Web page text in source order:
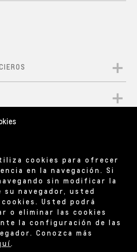
cookies para ofrecer
en la navegación. Si
sin modificar la
navegador, usted
Usted podrá
o eliminar las cookies
la configuración de las
Conozca más
.